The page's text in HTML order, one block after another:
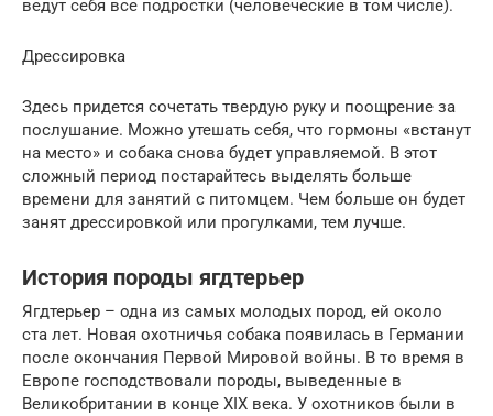
ведут себя все подростки (человеческие в том числе).
Дрессировка
Здесь придется сочетать твердую руку и поощрение за
послушание. Можно утешать себя, что гормоны «встанут
на место» и собака снова будет управляемой. В этот
сложный период постарайтесь выделять больше
времени для занятий с питомцем. Чем больше он будет
занят дрессировкой или прогулками, тем лучше.
История породы ягдтерьер
Ягдтерьер – одна из самых молодых пород, ей около
ста лет. Новая охотничья собака появилась в Германии
после окончания Первой Мировой войны. В то время в
Европе господствовали породы, выведенные в
Великобритании в конце XIX века. У охотников были в